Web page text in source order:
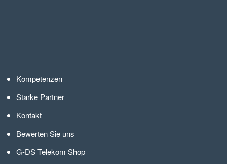
Kompetenzen
Starke Partner
Kontakt
Bewerten Sie uns
G-DS Telekom Shop